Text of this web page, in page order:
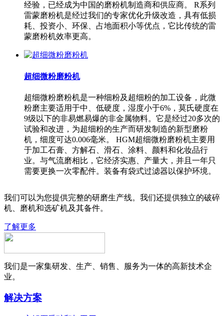
经验，已经成为中国的磨粉机制造商和供应商。 R系列
雷蒙磨粉机是经过我们的专家优化升级改造，具有低损
耗、投资小、环保、占地面积小等优点，它比传统的雷
蒙磨粉机效率更高。
超细微粉磨粉机
超细微粉磨粉机是一种细粉及超细粉的加工设备，此微
粉磨主要适用于中、低硬度，湿度小于6%，莫氏硬度在
9级以下的非易燃易爆的非金属物料。它是经过20多次的
试验和改进，为超细粉的生产而研发制造的新型磨粉
机，细度可达0.006毫米。 HGM超细微粉磨粉机主要用
于加工石膏、方解石、滑石、涂料、颜料和化妆品行
业。与气流磨相比，它经济实惠、产量大，并且一年只
需要更换一次零配件。装备有袋式过滤器以保护环境。
我们可以为您提供完整的研磨生产线。我们还提供独立的破碎
机、磨机和选矿机及其备件。
了解更多
我们是一家集研发、生产、销售、服务为一体的高新技术企
业。
解决方案